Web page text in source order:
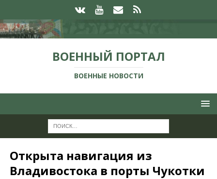
ВОЕННЫЙ ПОРТАЛ
ВОЕННЫЕ НОВОСТИ
Открыта навигация из
Владивостока в порты Чукотки